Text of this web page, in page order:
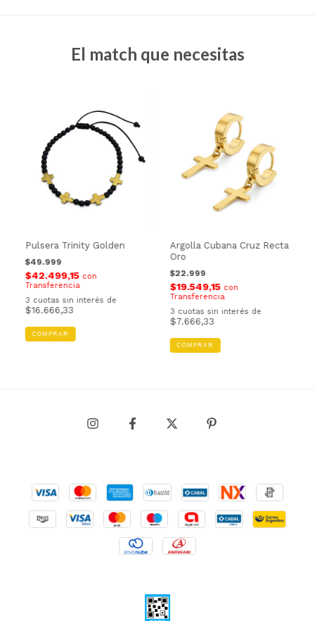
El match que necesitas
Pulsera Trinity Golden
$49.999
$42.499,15 con
Transferencia
3 cuotas sin interés de
$16.666,33
COMPRAR
Argolla Cubana Cruz Recta
Oro
$22.999
$19.549,15 con
Transferencia
3 cuotas sin interés de
$7.666,33
COMPRAR